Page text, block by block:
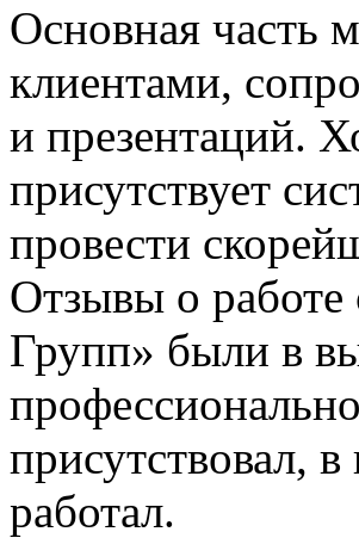
Основная часть
клиентами,
и презентаций.
присутствует
провести
Отзывы о
Групп» были в
присутствовал,
работал.